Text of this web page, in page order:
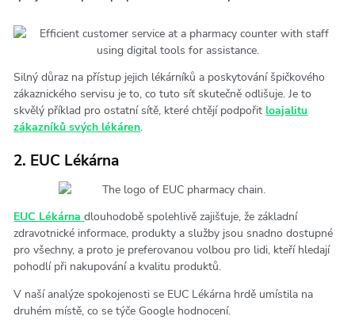
Silný důraz na přístup jejich lékárníků a poskytování špičkového
zákaznického servisu je to, co tuto síť skutečně odlišuje. Je to
skvělý příklad pro ostatní sítě, které chtějí podpořit loajalitu
zákazníků svých lékáren.
2. EUC Lékárna
EUC Lékárnadlouhodobě spolehlivě zajišťuje, že základní
zdravotnické informace, produkty a služby jsou snadno dostupné
pro všechny, a proto je preferovanou volbou pro lidi, kteří hledají
pohodlí při nakupování a kvalitu produktů.
V naší analýze spokojenosti se EUC Lékárna hrdě umístila na
druhém místě, co se týče Google hodnocení.